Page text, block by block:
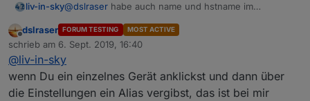
liv-in-sky@dslraser habe auch name und hstname im
Offline
dslraser FORUM TESTING MOST ACTIVE
schrieb am 6. Sept. 2019, 16:40
zuletzt editiert von
@liv-in-sky
wenn Du ein einzelnes Gerät anklickst und dann über
die Einstellungen ein Alias vergibst, das ist bei mir